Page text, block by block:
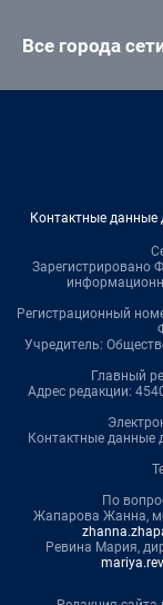
Все города
Контактные данные
Зарегистрировано
Регистрационный
Учредитель:
Главный
Адрес редакции:
Контактные данные
По
Жапарова Жанна,
Ревина Мария,